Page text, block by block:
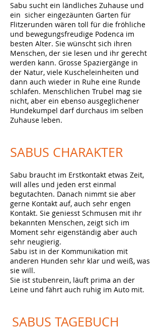
Sabu sucht ein ländliches Zuhause und
ein sicher eingezäunten Garten für
Flitzerunden wären toll für die fröhliche
und bewegungsfreudige Podenca im
besten Alter. Sie wünscht sich ihren
Menschen, der sie lesen und ihr gerecht
werden kann. Grosse Spaziergänge in
der Natur, viele Kuscheleinheiten und
dann auch wieder in Ruhe eine Runde
schlafen. Menschlichen Trubel mag sie
nicht, aber ein ebenso ausgeglichener
Hundekumpel darf durchaus im selben
Zuhause leben.
SABUS CHARAKTER
Sabu braucht im Erstkontakt etwas Zeit,
will alles und jeden erst einmal
begutachten. Danach nimmt sie aber
gerne Kontakt auf, auch sehr engen
Kontakt. Sie geniesst Schmusen mit ihr
bekannten Menschen, zeigt sich im
Moment sehr eigenständig aber auch
sehr neugierig.
Sabu ist in der Kommunikation mit
anderen Hunden sehr klar und weiß, was
sie will.
Sie ist stubenrein, läuft prima an der
Leine und fährt auch ruhig im Auto mit.
SABUS TAGEBUCH